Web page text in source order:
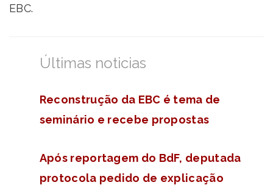
EBC.
Últimas noticias
Reconstrução da EBC é tema de
seminário e recebe propostas
Após reportagem do BdF, deputada
protocola pedido de explicação